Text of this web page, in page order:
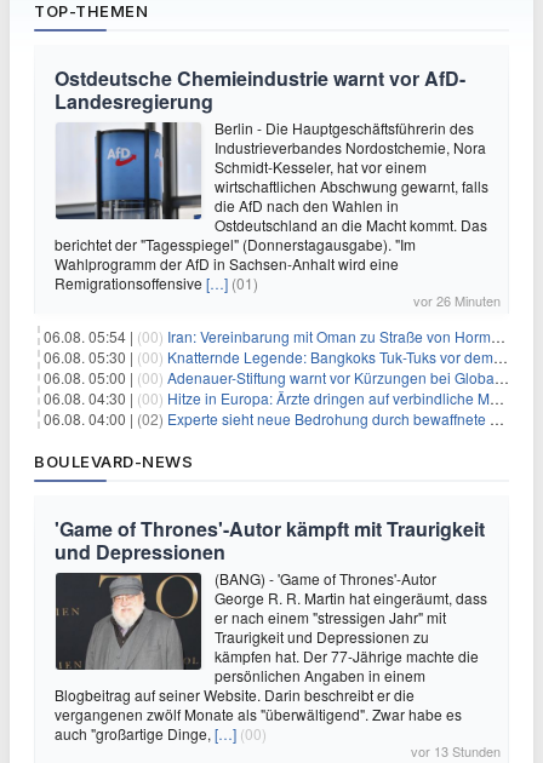
TOP-THEMEN
Ostdeutsche Chemieindustrie warnt vor AfD-
Landesregierung
Berlin - Die Hauptgeschäftsführerin des
Industrieverbandes Nordostchemie, Nora
Schmidt-Kesseler, hat vor einem
wirtschaftlichen Abschwung gewarnt, falls
die AfD nach den Wahlen in
Ostdeutschland an die Macht kommt. Das
berichtet der "Tagesspiegel" (Donnerstagausgabe). "Im
Wahlprogramm der AfD in Sachsen-Anhalt wird eine
Remigrationsoffensive […] (01)
vor 26 Minuten
06.08. 05:54 | (00) Iran: Vereinbarung mit Oman zu Straße von Hormus fast fertig
06.08. 05:30 | (00) Knatternde Legende: Bangkoks Tuk-Tuks vor dem Aus?
06.08. 05:00 | (00) Adenauer-Stiftung warnt vor Kürzungen bei Globaler Gesundheit
06.08. 04:30 | (00) Hitze in Europa: Ärzte dringen auf verbindliche Maßnahmen
06.08. 04:00 | (02) Experte sieht neue Bedrohung durch bewaffnete Drohnen
BOULEVARD-NEWS
'Game of Thrones'-Autor kämpft mit Traurigkeit
und Depressionen
(BANG) - 'Game of Thrones'-Autor
George R. R. Martin hat eingeräumt, dass
er nach einem "stressigen Jahr" mit
Traurigkeit und Depressionen zu
kämpfen hat. Der 77-Jährige machte die
persönlichen Angaben in einem
Blogbeitrag auf seiner Website. Darin beschreibt er die
vergangenen zwölf Monate als "überwältigend". Zwar habe es
auch "großartige Dinge, […] (00)
vor 13 Stunden